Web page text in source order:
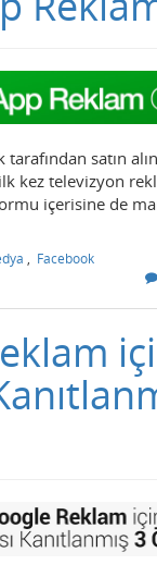
tarafından satın
kez televizyon
içerisine de
, Facebook